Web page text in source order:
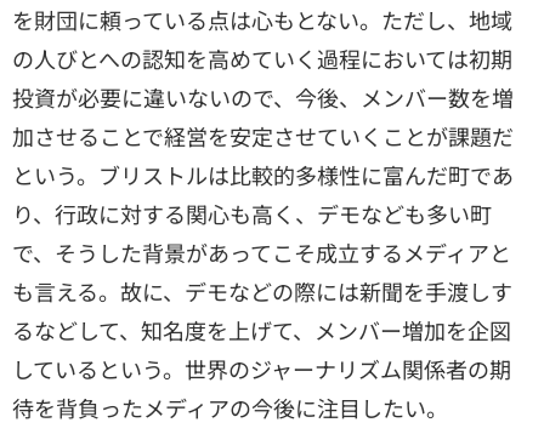
を財団に頼っている点は心もとない。ただし、地域
の人びとへの認知を高めていく過程においては初期
投資が必要に違いないので、今後、メンバー数を増
加させることで経営を安定させていくことが課題だ
という。ブリストルは比較的多様性に富んだ町であ
り、行政に対する関心も高く、デモなども多い町
で、そうした背景があってこそ成立するメディアと
も言える。故に、デモなどの際には新聞を手渡しす
るなどして、知名度を上げて、メンバー増加を企図
しているという。世界のジャーナリズム関係者の期
待を背負ったメディアの今後に注目したい。